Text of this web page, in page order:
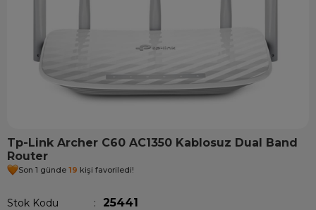
Tp-Link Archer C60 AC1350 Kablosuz Dual Band
Router
Son 1 günde 19 kişi favoriledi!
Stok Kodu 25441